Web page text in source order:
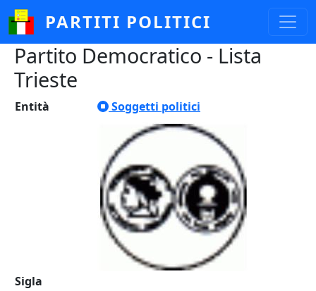
Salta al contenuto principale
PARTITI POLITICI
Partito Democratico - Lista
Trieste
Entità Soggetti politici
Sigla